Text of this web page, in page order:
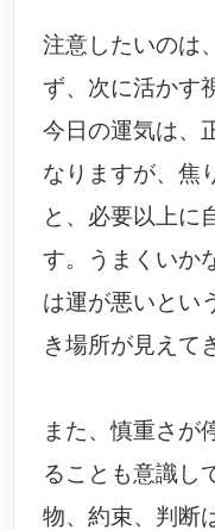
注意したいのは
ず、次に活かす
今日の運気は、
なりますが、焦
と、必要以上に
す。うまくいか
は運が悪いとい
き場所が見えて
また、慎重さが
ることも意識し
物、約束、判断